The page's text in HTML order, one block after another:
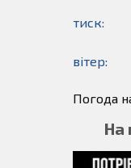
тиск:
вітер:
Погода
На